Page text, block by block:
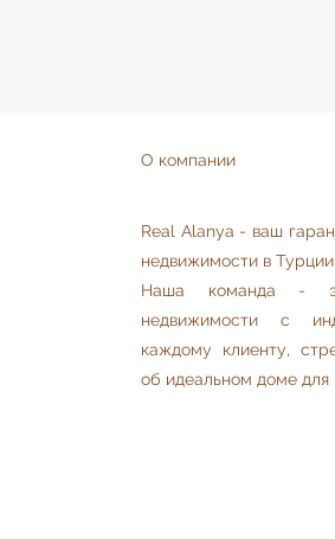
О компании
Real Alanya - ваш
недвижимости в Турции.
Наша команда -
недвижимости с
каждому клиенту,
об идеальном доме для